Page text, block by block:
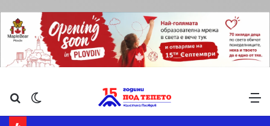
Търсене ...